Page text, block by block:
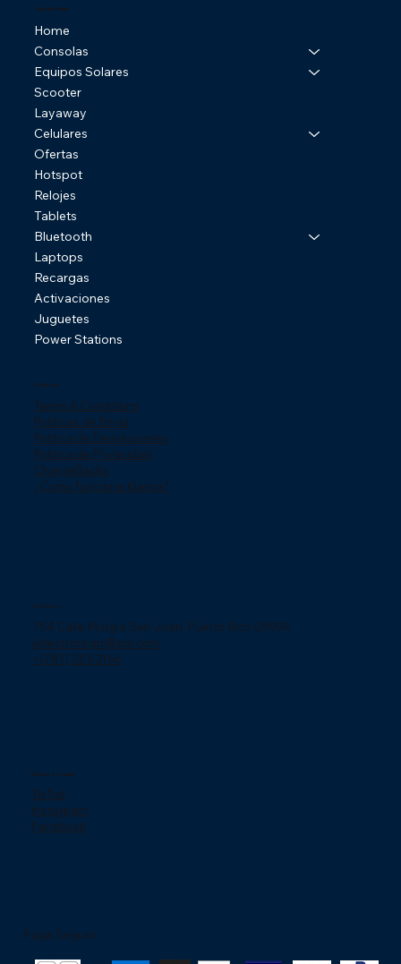
Tienda Online
Home
Consolas
Equipos Solares
Scooter
Layaway
Celulares
Ofertas
Hotspot
Relojes
Tablets
Bluetooth
Laptops
Recargas
Activaciones
Juguetes
Power Stations
Politicas
Terms & Conditions
Politicas de Envío
Politica de Devoluciones
Politica de Privacidad
ChargeBacks
¿Como funciona Klarna?
Contácto
754 Calle Murgia San Juan, Puerto Rico 00909.
jjelectronicpr@aol.com
+(787) 233-2166
Redes Sociales
TikTok
Instagram
Facebook
Paga Seguro